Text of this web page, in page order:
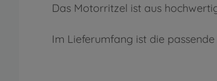
Das Motorritzel ist aus
Im Lieferumfang ist die